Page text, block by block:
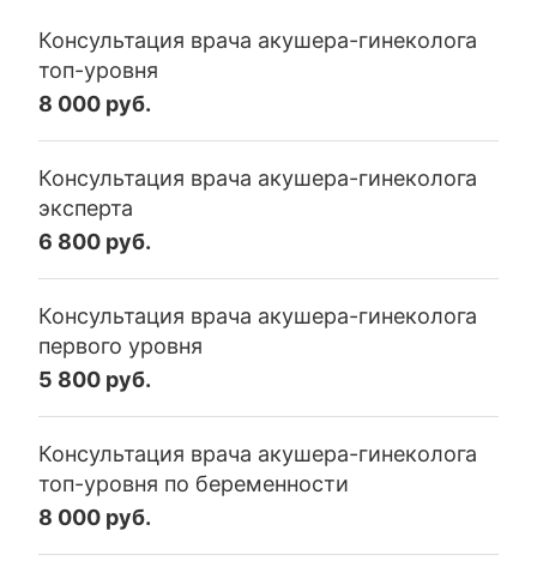
Консультация врача акушера-гинеколога
топ-уровня
8 000 руб.
Консультация врача акушера-гинеколога
эксперта
6 800 руб.
Консультация врача акушера-гинеколога
первого уровня
5 800 руб.
Консультация врача акушера-гинеколога
топ-уровня по беременности
8 000 руб.